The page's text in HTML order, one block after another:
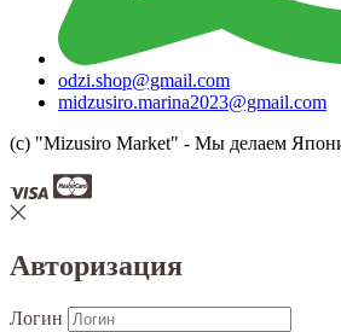
odzi.shop@gmail.com
midzusiro.marina2023@gmail.com
(c) "Mizusiro Market" - Мы делаем
Авторизация
Логин